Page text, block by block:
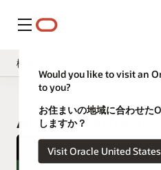
メニュー
Would you like to visit an
to you?
お住まいの地域に合わせた
しますか？
Visit Oracle United States
概要
AI Data Platform